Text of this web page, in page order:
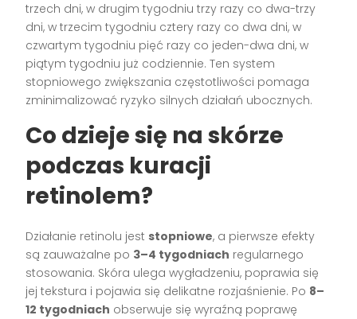
trzech dni, w drugim tygodniu trzy razy co dwa-trzy
dni, w trzecim tygodniu cztery razy co dwa dni, w
czwartym tygodniu pięć razy co jeden-dwa dni, w
piątym tygodniu już codziennie. Ten system
stopniowego zwiększania częstotliwości pomaga
zminimalizować ryzyko silnych działań ubocznych.
Co dzieje się na skórze
podczas kuracji
retinolem?
Działanie retinolu jest stopniowe, a pierwsze efekty
są zauważalne po 3–4 tygodniach regularnego
stosowania. Skóra ulega wygładzeniu, poprawia się
jej tekstura i pojawia się delikatne rozjaśnienie. Po 8–
12 tygodniach obserwuje się wyraźną poprawę